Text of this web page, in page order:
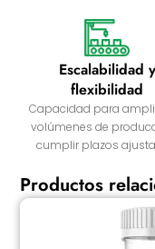
Escalabilidad y
flexibilidad
Capacidad para
volúmenes de
cumplir plazos
Productos